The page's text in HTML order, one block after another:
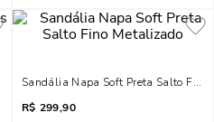
Fivela Marfim
Sandália Napa Soft Preta Salto Fino
R$ 299,90